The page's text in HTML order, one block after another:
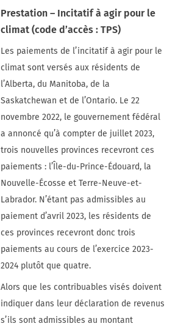
Prestation – Incitatif à agir pour le
climat (code d’accès : TPS)
Les paiements de l’incitatif à agir pour le
climat sont versés aux résidents de
l’Alberta, du Manitoba, de la
Saskatchewan et de l’Ontario. Le 22
novembre 2022, le gouvernement fédéral
a annoncé qu’à compter de juillet 2023,
trois nouvelles provinces recevront ces
paiements : l’Île-du-Prince-Édouard, la
Nouvelle-Écosse et Terre-Neuve-et-
Labrador. N’étant pas admissibles au
paiement d’avril 2023, les résidents de
ces provinces recevront donc trois
paiements au cours de l’exercice 2023-
2024 plutôt que quatre.
Alors que les contribuables visés doivent
indiquer dans leur déclaration de revenus
s’ils sont admissibles au montant